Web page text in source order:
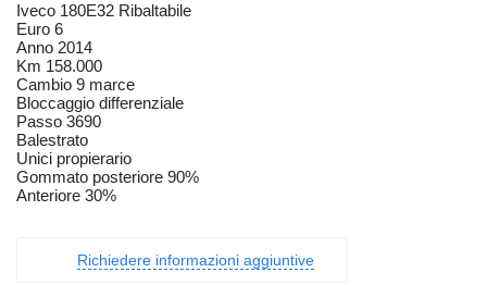
Iveco 180E32 Ribaltabile
Euro 6
Anno 2014
Km 158.000
Cambio 9 marce
Bloccaggio differenziale
Passo 3690
Balestrato
Unici propierario
Gommato posteriore 90%
Anteriore 30%
Richiedere informazioni aggiuntive